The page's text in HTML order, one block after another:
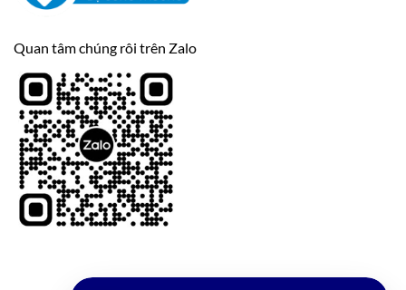
Quan tâm chúng rôi trên Zalo